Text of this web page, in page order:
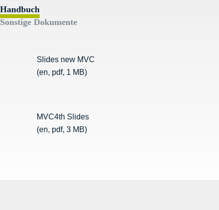
Handbuch
Sonstige Dokumente
Slides new MVC
(en, pdf, 1 MB)
MVC4th Slides
(en, pdf, 3 MB)